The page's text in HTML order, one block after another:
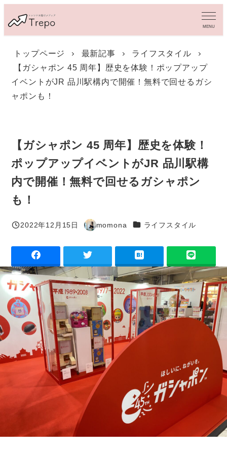
イ
MENU
トップページ 最新記事
ライフスタイル
【ガシャポン 45 周年】歴史を体験！ポップアップ
イベントがJR 品川駅構内で開催！無料で回せるガシ
ャポンも！
【ガシャポン 45 周年】歴史を体験！
ポップアップイベントがJR 品川駅構
内で開催！無料で回せるガシャポン
も！
投稿日
2022年12月15日
著
momona カテゴリー
ライフスタイル